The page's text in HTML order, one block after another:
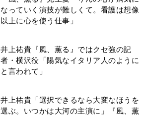
なっていく演技が難しくて。看護は想像
以上に心を使う仕事」
井上祐貴『風、薫る』ではクセ強の記
者・横沢役「陽気なイタリア人のように
と言われて」
井上祐貴「選択できるなら大変なほうを
選ぶ。いつかは大河の主演に」『風、薫